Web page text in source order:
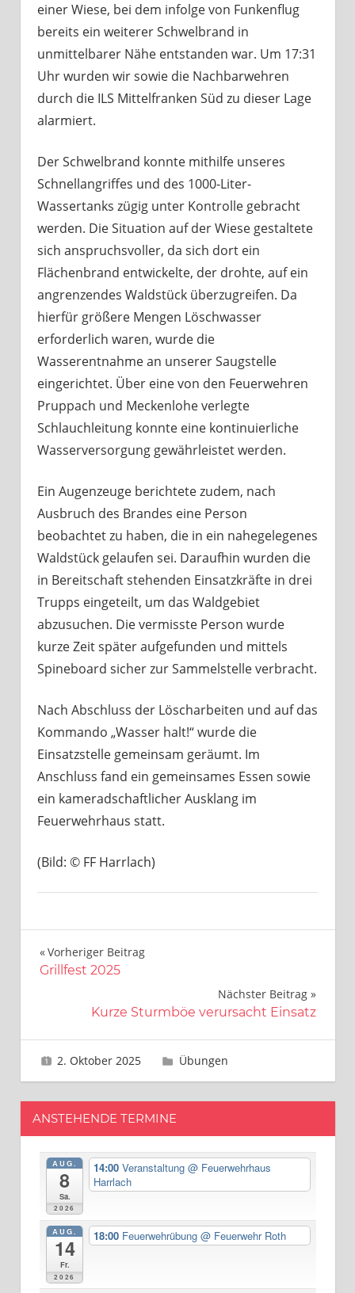
einer Wiese, bei dem infolge von Funkenflug
bereits ein weiterer Schwelbrand in
unmittelbarer Nähe entstanden war. Um 17:31
Uhr wurden wir sowie die Nachbarwehren
durch die ILS Mittelfranken Süd zu dieser Lage
alarmiert.
Der Schwelbrand konnte mithilfe unseres
Schnellangriffes und des 1000-Liter-
Wassertanks zügig unter Kontrolle gebracht
werden. Die Situation auf der Wiese gestaltete
sich anspruchsvoller, da sich dort ein
Flächenbrand entwickelte, der drohte, auf ein
angrenzendes Waldstück überzugreifen. Da
hierfür größere Mengen Löschwasser
erforderlich waren, wurde die
Wasserentnahme an unserer Saugstelle
eingerichtet. Über eine von den Feuerwehren
Pruppach und Meckenlohe verlegte
Schlauchleitung konnte eine kontinuierliche
Wasserversorgung gewährleistet werden.
Ein Augenzeuge berichtete zudem, nach
Ausbruch des Brandes eine Person
beobachtet zu haben, die in ein nahegelegenes
Waldstück gelaufen sei. Daraufhin wurden die
in Bereitschaft stehenden Einsatzkräfte in drei
Trupps eingeteilt, um das Waldgebiet
abzusuchen. Die vermisste Person wurde
kurze Zeit später aufgefunden und mittels
Spineboard sicher zur Sammelstelle verbracht.
Nach Abschluss der Löscharbeiten und auf das
Kommando „Wasser halt!“ wurde die
Einsatzstelle gemeinsam geräumt. Im
Anschluss fand ein gemeinsames Essen sowie
ein kameradschaftlicher Ausklang im
Feuerwehrhaus statt.
(Bild: © FF Harrlach)
Beitragsnavigation
Vorheriger Beitrag
Grillfest 2025
Nächster Beitrag
Kurze Sturmböe verursacht Einsatz
2. Oktober 2025 Gerhard Feyerlein
Übungen
ANSTEHENDE TERMINE
AUG.
8
Sa.
2026
14:00Veranstaltung@ Feuerwehrhaus
Harrlach
AUG.
14
Fr.
2026
18:00 Feuerwehrübung@ Feuerwehr Roth